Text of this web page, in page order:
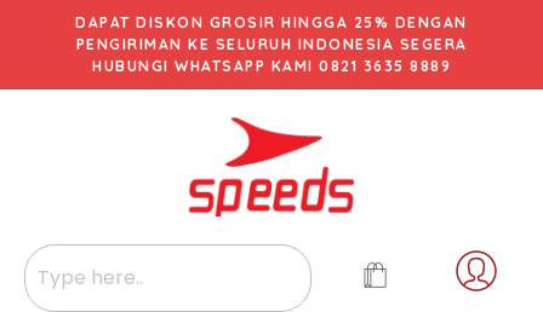
DAPAT DISKON GROSIR HINGGA 25% DENGAN
PENGIRIMAN KE SELURUH INDONESIA SEGERA
HUBUNGI WHATSAPP KAMI 0821 3635 8889